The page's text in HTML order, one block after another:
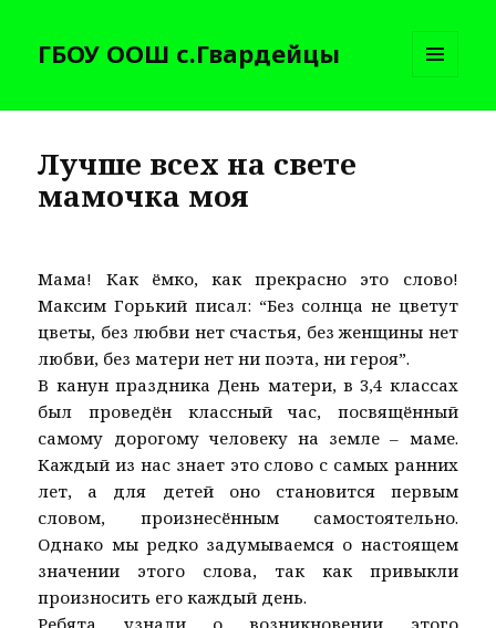
ГБОУ ООШ с.Гвардейцы
И
Лучше всех на свете
мамочка моя
Мама! Как ёмко, как прекрасно это слово!
Максим Горький писал: “Без солнца не цветут
цветы, без любви нет счастья, без женщины нет
любви, без матери нет ни поэта, ни героя”.
В канун праздника День матери, в 3,4 классах
был проведён классный час, посвящённый
самому дорогому человеку на земле – маме.
Каждый из нас знает это слово с самых ранних
лет, а для детей оно становится первым
словом, произнесённым самостоятельно.
Однако мы редко задумываемся о настоящем
значении этого слова, так как привыкли
произносить его каждый день.